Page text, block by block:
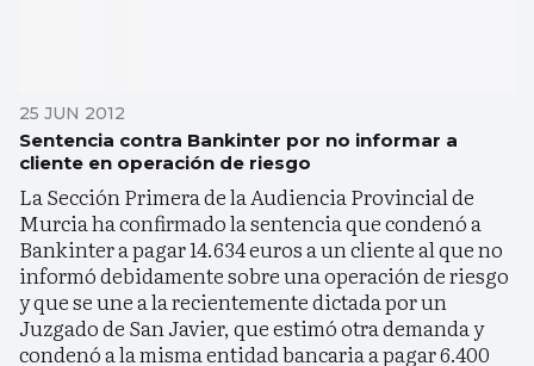
25 JUN 2012
Sentencia contra Bankinter por no informar a
cliente en operación de riesgo
La Sección Primera de la Audiencia Provincial de
Murcia ha confirmado la sentencia que condenó a
Bankinter a pagar 14.634 euros a un cliente al que no
informó debidamente sobre una operación de riesgo
y que se une a la recientemente dictada por un
Juzgado de San Javier, que estimó otra demanda y
condenó a la misma entidad bancaria a pagar 6.400